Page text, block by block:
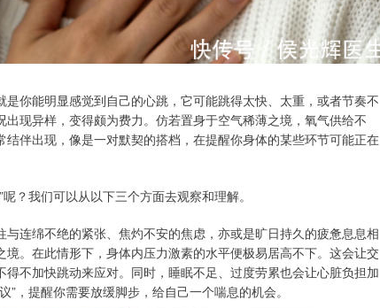
你能明显感觉到自己的心跳，它可能跳得太快、太重，或者节奏不
现异样，变得颇为费力。仿若置身于空气稀薄之境，氧气供给不
伴出现，像是一对默契的搭档，在提醒你身体的某些环节可能正在
？我们可以从以下三个方面去观察和理解。
连绵不绝的紧张、焦灼不安的焦虑，亦或是旷日持久的疲惫息息相
。在此情形下，身体内压力激素的水平便极易居高不下。这会让交
不加快跳动来应对。同时，睡眠不足、过度劳累也会让心脏负担加
，提醒你需要放缓脚步，给自己一个喘息的机会。